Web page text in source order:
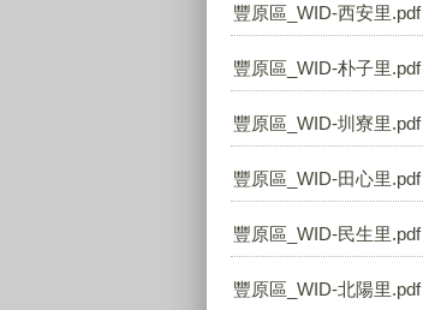
豐原區_WID-西安里.pdf
豐原區_WID-朴子里.pdf
豐原區_WID-圳寮里.pdf
豐原區_WID-田心里.pdf
豐原區_WID-民生里.pdf
豐原區_WID-北陽里.pdf